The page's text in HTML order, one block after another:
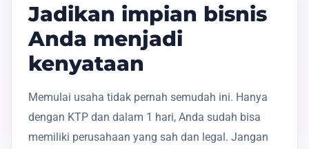
Jadikan impian bisnis
Anda menjadi
kenyataan
Memulai usaha tidak pernah semudah ini. Hanya
dengan KTP dan dalam 1 hari, Anda sudah bisa
memiliki perusahaan yang sah dan legal. Jangan